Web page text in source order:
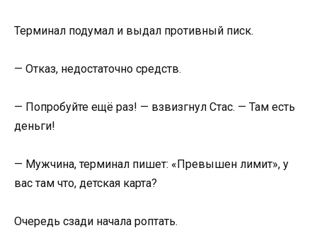
Терминал подумал и выдал противный писк.
— Отказ, недостаточно средств.
— Попробуйте ещё раз! — взвизгнул Стас. — Там есть
деньги!
— Мужчина, терминал пишет: «Превышен лимит», у
вас там что, детская карта?
Очередь сзади начала роптать.